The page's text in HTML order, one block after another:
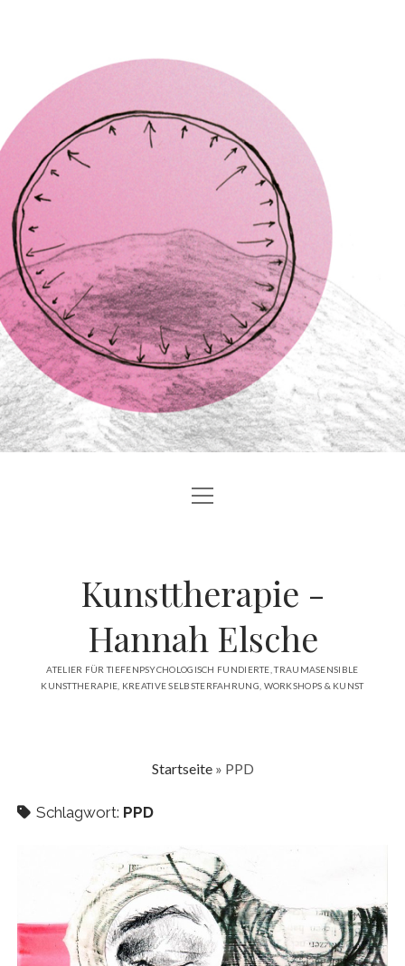
BLOG
ANGEBOTE
ÖFFENTLICHKEIT
KONTAKT
Menü
öffnen
Kunsttherapie -
Hannah Elsche
ATELIER FÜR TIEFENPSYCHOLOGISCH FUNDIERTE, TRAUMASENSIBLE
KUNSTTHERAPIE, KREATIVE SELBSTERFAHRUNG, WORKSHOPS & KUNST
Startseite» PPD
Schlagwort: PPD